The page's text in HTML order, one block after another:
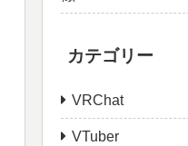
カテゴリー
VRChat
VTuber